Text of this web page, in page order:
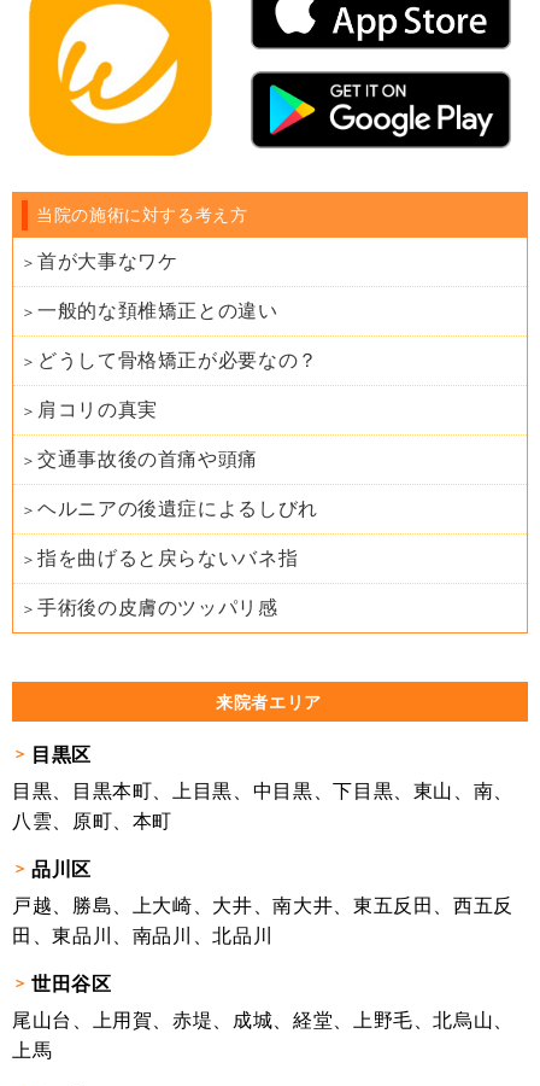
当院の施術に対する考え方
首が大事なワケ
一般的な頚椎矯正との違い
どうして骨格矯正が必要なの？
肩コリの真実
交通事故後の首痛や頭痛
ヘルニアの後遺症によるしびれ
指を曲げると戻らないバネ指
手術後の皮膚のツッパリ感
来院者エリア
目黒区
目黒、目黒本町、上目黒、中目黒、下目黒、東山、南、
八雲、原町、本町
品川区
戸越、勝島、上大崎、大井、南大井、東五反田、西五反
田、東品川、南品川、北品川
世田谷区
尾山台、上用賀、赤堤、成城、経堂、上野毛、北烏山、
上馬